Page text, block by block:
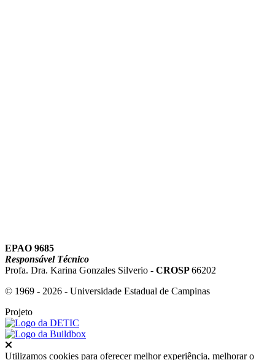
EPAO 9685
Responsável Técnico
Profa. Dra. Karina Gonzales Silverio - CROSP66202
© 1969 - 2026 - Universidade Estadual de Campinas
Projeto
Utilizamos cookies para oferecer melhor experiência, melhorar o